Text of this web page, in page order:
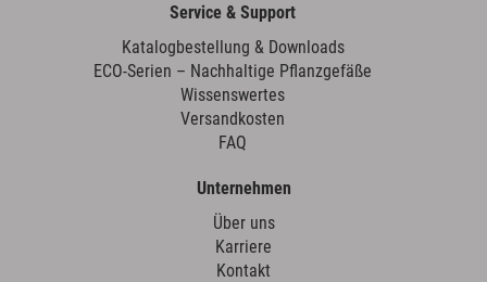
Service & Support
Katalogbestellung & Downloads
ECO-Serien – Nachhaltige Pflanzgefäße
Wissenswertes
Versandkosten
FAQ
Unternehmen
Über uns
Karriere
Kontakt